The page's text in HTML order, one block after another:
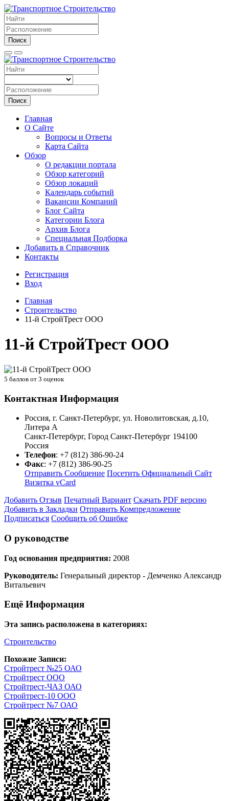
Поиск
Поиск
Главная
О Сайте
Вопросы и Ответы
Карта Сайта
Обзор
О редакции портала
Обзор категорий
Обзор локаций
Календарь событий
Вакансии Компаний
Блог Сайта
Категории Блога
Архив Блога
Специальная Подборка
Добавить в Справочник
Контакты
Регистрация
Вход
Главная
Строительство
11-й СтройТрест ООО
11-й СтройТрест ООО
5 баллов от 3 оценок
Контактная Информация
Россия, г. Санкт-Петербург, ул. Новолитовская, д.10,
Литера А
Санкт-Петербург, Город Санкт-Петербург 194100
Россия
Телефон: +7 (812) 386-90-24
Факс: +7 (812) 386-90-25
Отправить Сообщение Посетить Официальный Сайт
Визитка vCard
Добавить Отзыв Печатный Вариант Скачать PDF версию
Добавить в Закладки Отправить Компредложение
Подписаться Сообщить об Ошибке
О руководстве
Год основания предприятия: 2008
Руководитель: Генеральный директор - Демченко Александр
Витальевич
Ещё Информация
Эта запись расположена в категориях:
Строительство
Похожие Записи:
Стройтрест №25 ОАО
Стройтрест ООО
Стройтрест-ЧАЗ ОАО
Стройтрест-10 ООО
Стройтрест №7 ОАО